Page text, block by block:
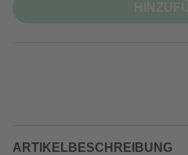
ARTIKELBESCHREIBUNG